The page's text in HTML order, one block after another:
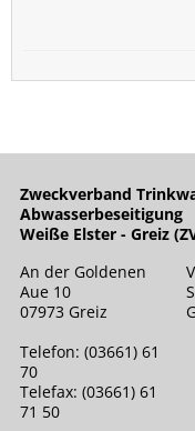
Zweckverband
Abwasserbeseitigung
Weiße Elster - Greiz
An der Goldenen
Aue 10
07973 Greiz
Telefon: (03661) 61
70
Telefax: (03661) 61
71 50